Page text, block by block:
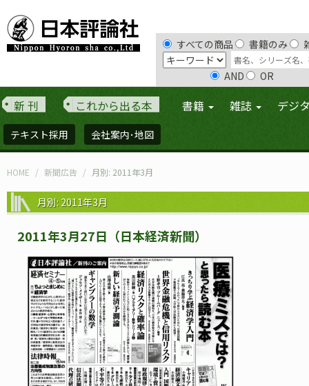
すべての商品 書籍のみ
AND OR
新 刊 これから出る本 書籍 雑誌 デジ
テキスト採用 会社案内･地図
HOME 新聞広告 月別: 2011年3月
月別: 2011年3月
2011年3月27日（日本経済新聞）